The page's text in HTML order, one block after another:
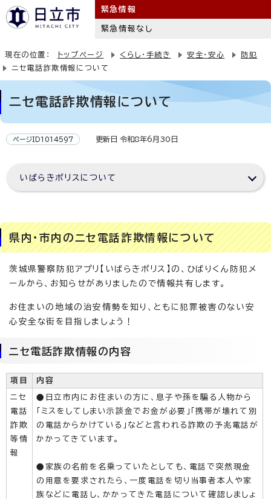
緊急情報
緊急情報なし
現在の位置： トップページ くらし・手続き 安全・安心
防犯
ニセ電話詐欺情報について
ニセ電話詐欺情報について
ページID1014597 更新日 令和8年6月30日
いばらきポリスについて
県内・市内のニセ電話詐欺情報について
茨城県警察防犯アプリ【いばらきポリス】の、ひばりくん防犯メ
ールから、お知らせがありましたので情報共有します。
お住まいの地域の治安情勢を知り、ともに犯罪被害のない安
心安全な街を目指しましょう！
ニセ電話詐欺情報の内容
項目 内容
ニセ
電話
詐欺
等情
報
●日立市内にお住まいの方に、息子や孫を騙る人物から
「ミスをしてしまい示談金でお金が必要」「携帯が壊れて別
の電話からかけている」などと言われる詐欺の予兆電話が
かかってきています。
●家族の名前を名乗っていたとしても、電話で突然現金
の用意を要求されたら、一度電話を切り当事者本人や家
族などに電話し、かかってきた電話について確認しましょ